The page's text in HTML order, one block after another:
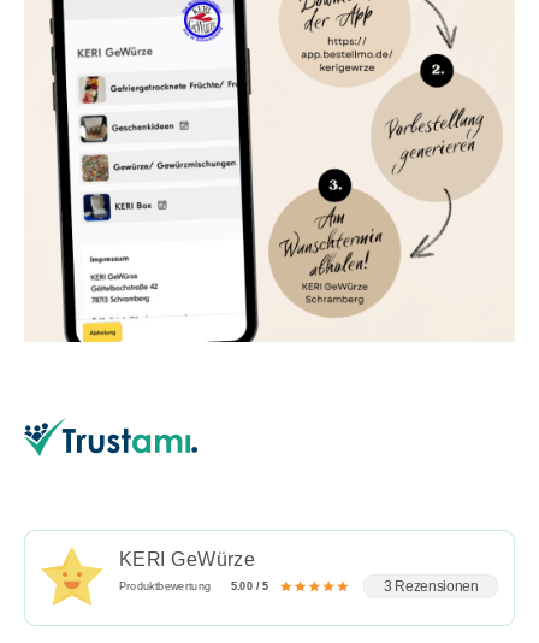
KERI GeWürze
Produktbewertung 5.00 / 5 3 Rezensionen